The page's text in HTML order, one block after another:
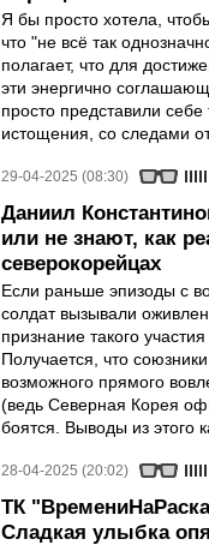
Я бы просто хотела,
что "не всё так
полагает, что для
эти энергично
просто представили
истощения, со следами
29-04-2025 (08:30)
Даниил
или не знают, как
северокорейцах
Если раньше эпизоды с
солдат вызывали
признание такого
Получается, что
возможного прямого
(ведь Северная Корея
боятся. Выводы из этого
28-04-2025 (20:02)
ТК
Сладкая улыбка